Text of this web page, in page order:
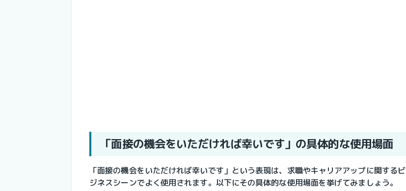
「面接の機会をいただければ幸いです」の具体的な使用場面
「面接の機会をいただければ幸いです」という表現は、求職やキャリアアップに関するビ
ジネスシーンでよく使用されます。以下にその具体的な使用場面を挙げてみましょう。